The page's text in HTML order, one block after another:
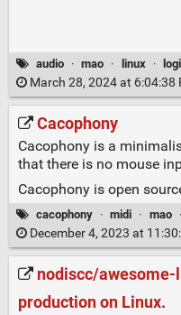
audio · mao · linux ·
March 28, 2024 at 6:04:38
Cacophony
Cacophony is a
that there is no mouse
Cacophony is open
cacophony · midi · mao ·
December 4, 2023 at
nodiscc/
production on Linux.